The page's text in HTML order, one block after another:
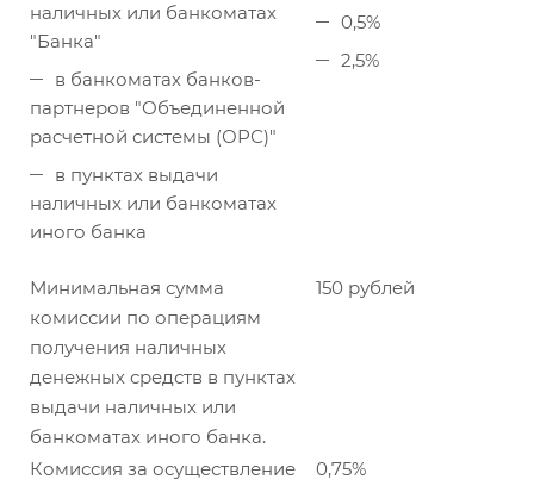
наличных или банкоматах
"Банка"
в банкоматах банков-
партнеров "Объединенной
расчетной системы (ОРС)"
в пунктах выдачи
наличных или банкоматах
иного банка
0,5%
2,5%
Минимальная сумма
комиссии по операциям
получения наличных
денежных средств в пунктах
выдачи наличных или
банкоматах иного банка.
150 рублей
Комиссия за осуществление
0,75%